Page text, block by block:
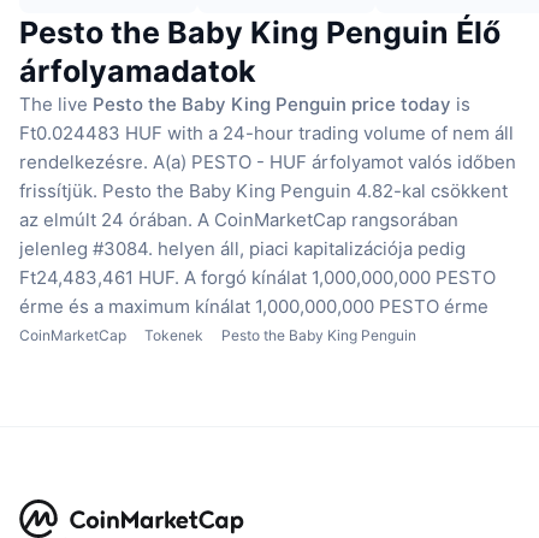
Pesto the Baby King Penguin Élő
árfolyamadatok
The live Pesto the Baby King Penguin price today is
Ft0.024483 HUF with a 24-hour trading volume of nem áll
rendelkezésre. A(a) PESTO - HUF árfolyamot valós időben
frissítjük. Pesto the Baby King Penguin 4.82-kal csökkent
az elmúlt 24 órában. A CoinMarketCap rangsorában
jelenleg #3084. helyen áll, piaci kapitalizációja pedig
Ft24,483,461 HUF. A forgó kínálat 1,000,000,000 PESTO
érme és a maximum kínálat 1,000,000,000 PESTO érme
CoinMarketCap Tokenek Pesto the Baby King Penguin